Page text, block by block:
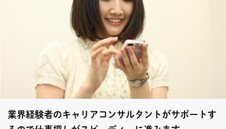
業界経験者のキャリアコンサルタントがサポートす